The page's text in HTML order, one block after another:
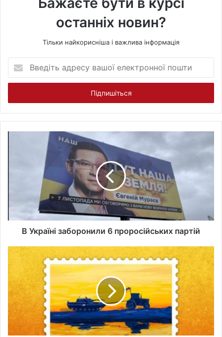
останніх новин?
Тільки найкорисніша і важлива інформація
е
і
т
а
т
В Україні заборонили 6 проросійських партій